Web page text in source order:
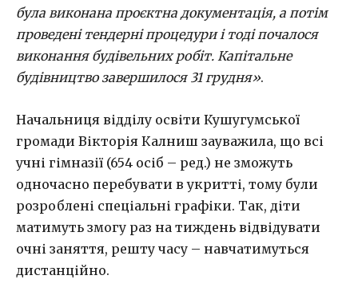
була виконана проєктна документація, а потім
проведені тендерні процедуриі тоді почалося
виконання будівельних робіт. Капітальне
будівництво завершилося 31 грудня».
Начальниця відділу освіти Кушугумської
громади Вікторія Калниш зауважила, що всі
учні гімназії (654 осіб – ред.) не зможуть
одночасно перебувати в укритті, тому були
розроблені спеціальні графіки. Так, діти
матимуть змогу раз на тиждень відвідувати
очні заняття, решту часу – навчатимуться
дистанційно.